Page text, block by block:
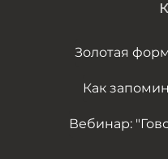
Золотая
Как
Вебинар: